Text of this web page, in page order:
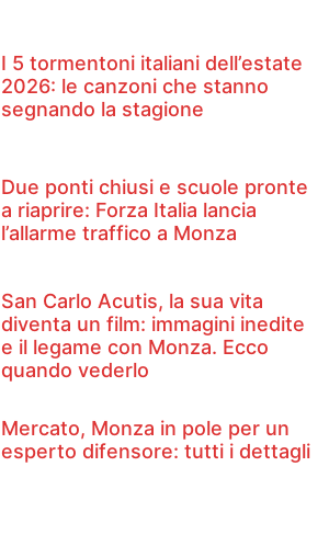
I 5 tormentoni italiani dell’estate
2026: le canzoni che stanno
segnando la stagione
Due ponti chiusi e scuole pronte
a riaprire: Forza Italia lancia
l’allarme traffico a Monza
San Carlo Acutis, la sua vita
diventa un film: immagini inedite
e il legame con Monza. Ecco
quando vederlo
Mercato, Monza in pole per un
esperto difensore: tutti i dettagli